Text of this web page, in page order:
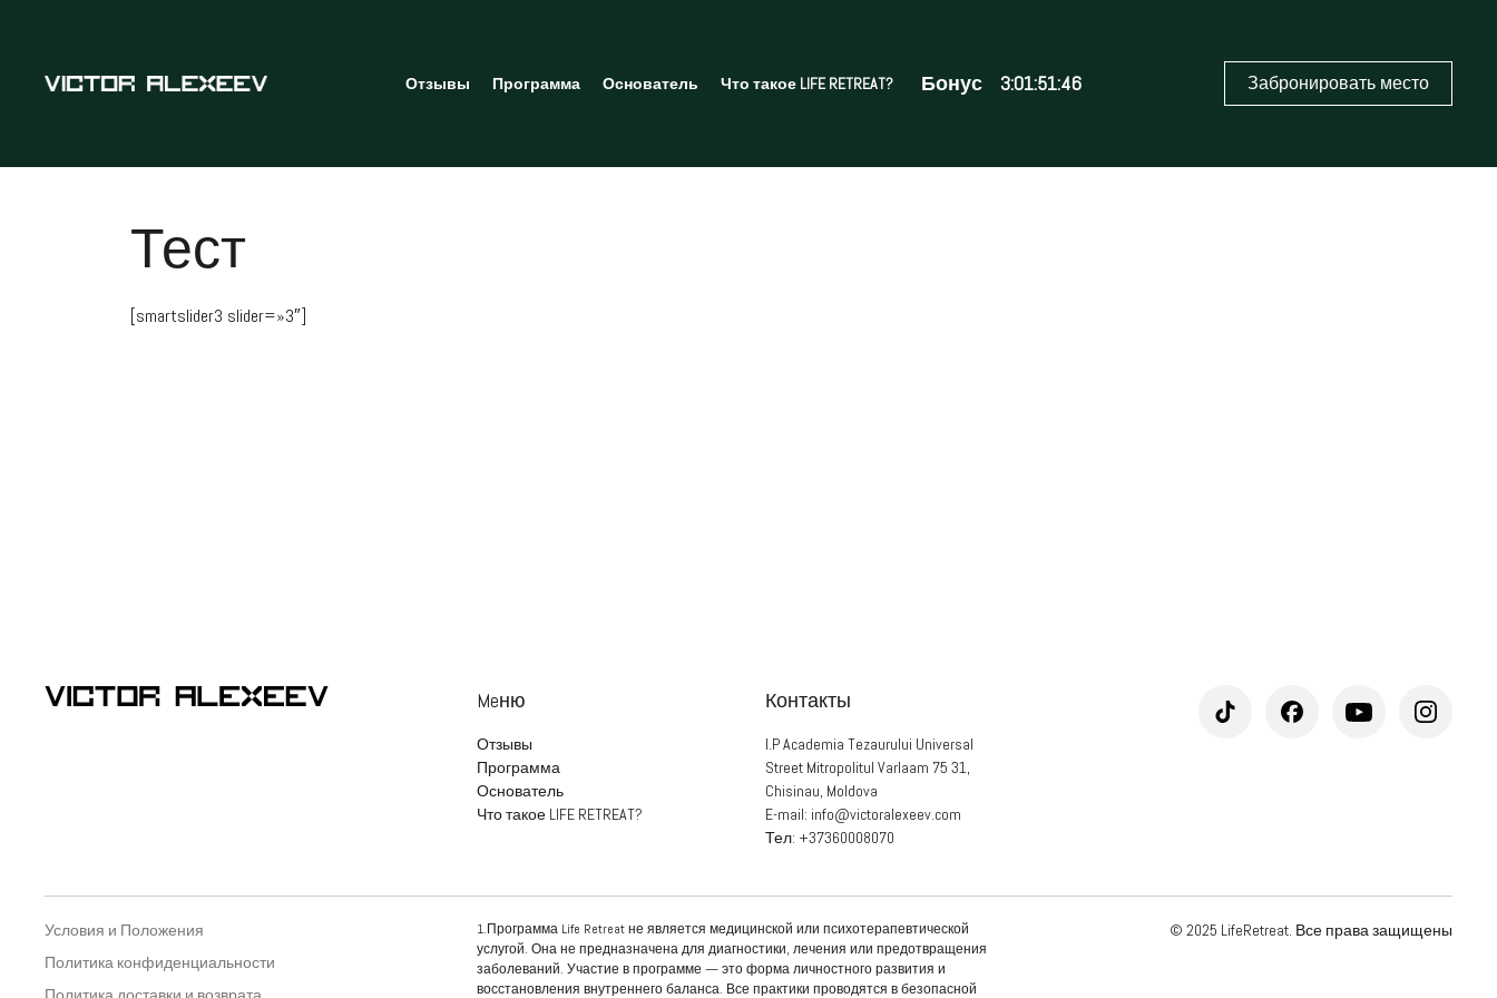
Отзывы Программа Основатель Что такое LIFE RETREAT? Бонус 3:01:51:46 Забронировать место
Тест
[smartslider3 slider=»3″]
Meню
Отзывы
Программа
Основатель
Что такое LIFE RETREAT?
Контакты
I.P Academia Tezaurului Universal
Street Mitropolitul Varlaam 75 31,
Chisinau, Moldova
E-mail: info@victoralexeev.com
Тел: +37360008070
Условия и Положения
Политика конфиденциальности
1.Программа Life Retreat не является медицинской или психотерапевтической
услугой. Она не предназначена для диагностики, лечения или предотвращения
заболеваний. Участие в программе — это форма личностного развития и
восстановления внутреннего баланса. Все практики проводятся в безопасной
© 2025 LifeRetreat. Все права защищены